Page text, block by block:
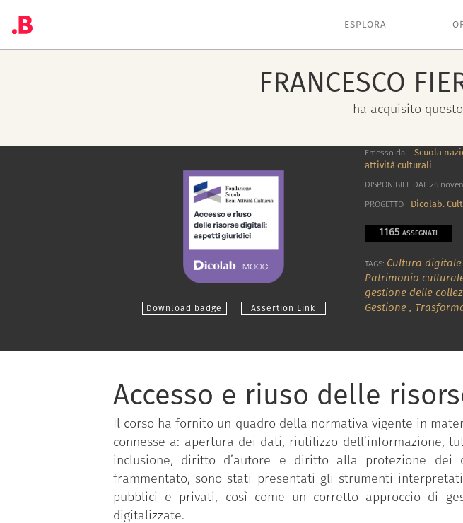
ESPLORA
FRANCESCO
ha acquisito
Download badge Assertion Link
Emesso da
Scuola
attività culturali
DISPONIBILE DAL 26
PROGETTO
Dicolab.
1165 ASSEGNATI
TAGS: Cultura digitale
Patrimonio
gestione delle
Gestione ,
Accesso e riuso delle
Il corso ha fornito un quadro della normativa vigente in
connesse a: apertura dei dati, riutilizzo dell’informazione,
inclusione, diritto d’autore e diritto alla protezione
frammentato, sono stati presentati gli strumenti
pubblici e privati, così come un corretto approccio di
digitalizzate.